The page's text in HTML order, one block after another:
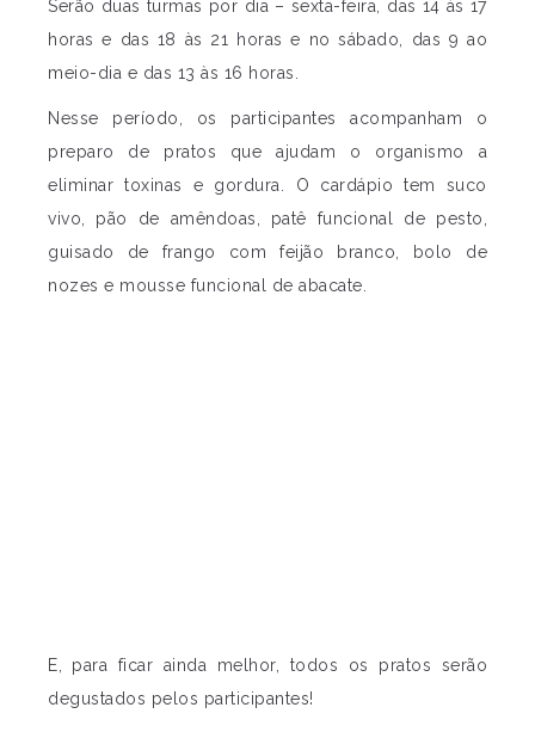
Serão duas turmas por dia – sexta-feira, das 14 às 17
horas e das 18 às 21 horas e no sábado, das 9 ao
meio-dia e das 13 às 16 horas.
Nesse período, os participantes acompanham o
preparo de pratos que ajudam o organismo a
eliminar toxinas e gordura. O cardápio tem suco
vivo, pão de amêndoas, patê funcional de pesto,
guisado de frango com feijão branco, bolo de
nozes e mousse funcional de abacate.
E, para ficar ainda melhor, todos os pratos serão
degustados pelos participantes!